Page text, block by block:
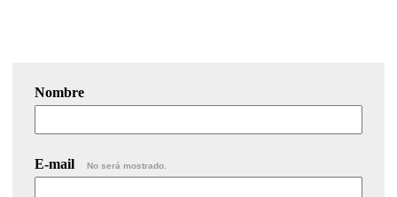
Nombre
E-mail No será mostrado.